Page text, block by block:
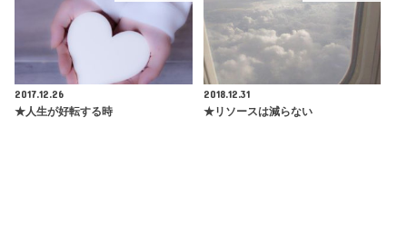
2017.12.26
★人生が好転する時
2018.12.31
★リソースは減らない